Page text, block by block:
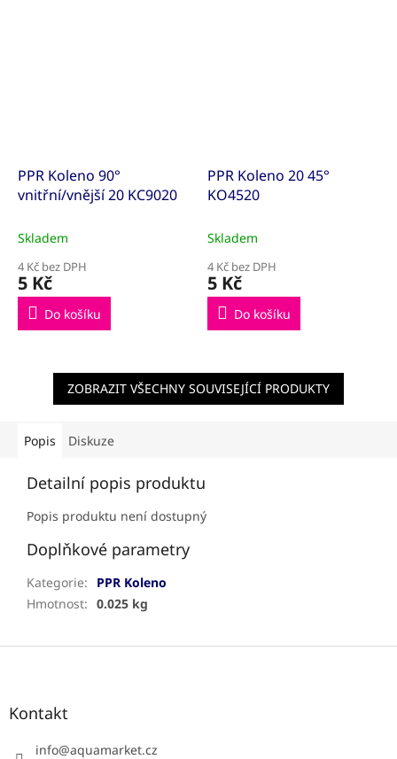
PPR Koleno 90°
vnitřní/vnější 20 KC9020
Skladem
4 Kč bez DPH
5 Kč
Do košíku
PPR Koleno 20 45°
KO4520
Skladem
4 Kč bez DPH
5 Kč
Do košíku
ZOBRAZIT VŠECHNY SOUVISEJÍCÍ PRODUKTY
Popis Diskuze
Detailní popis produktu
Popis produktu není dostupný
Doplňkové parametry
Kategorie:
PPR Koleno
Hmotnost: 0.025 kg
Z
Kontakt
info@aquamarket.cz